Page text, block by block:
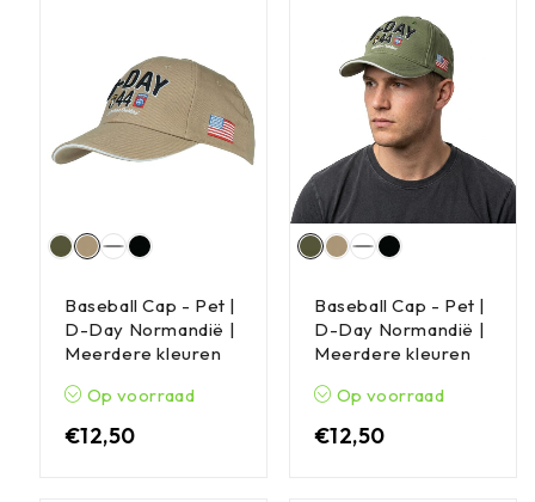
Baseball Cap - Pet |
D-Day Normandië |
Meerdere kleuren
Op voorraad
€12,50
Baseball Cap - Pet |
D-Day Normandië |
Meerdere kleuren
Op voorraad
€12,50